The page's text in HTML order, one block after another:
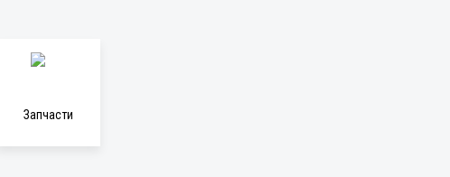
Запчасти